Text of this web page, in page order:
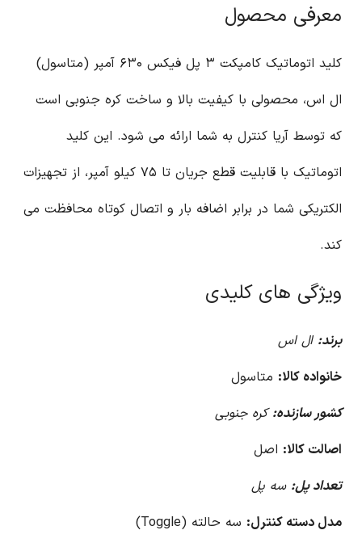
معرفی محصول
کلید اتوماتیک کامپکت ۳ پل فیکس ۶۳۰ آمپر (متاسول)
ال اس، محصولی با کیفیت بالا و ساخت کره جنوبی است
که توسط آریا کنترل به شما ارائه می شود. این کلید
اتوماتیک با قابلیت قطع جریان تا ۷۵ کیلو آمپر، از تجهیزات
الکتریکی شما در برابر اضافه بار و اتصال کوتاه محافظت می
کند.
ویژگی های کلیدی
برند: ال اس
خانواده کالا: متاسول
کشور سازنده:کره جنوبی
اصالت کالا: اصل
تعداد پل: سه پل
مدل دسته کنترل: سه حالته (Toggle)